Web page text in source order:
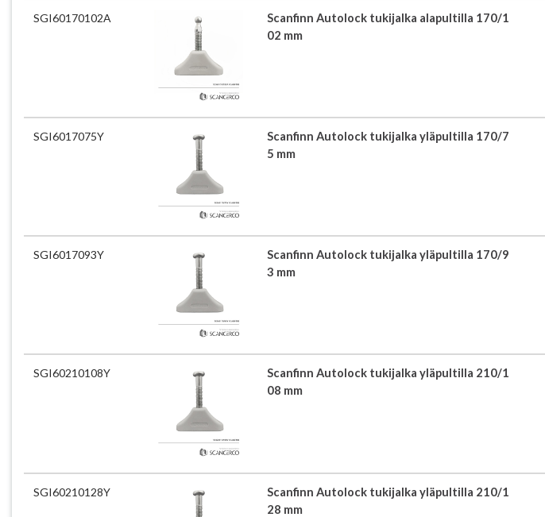
SGI60170102A
Scanfinn Autolock tukijalka alapultilla 170/1
02 mm
SGI6017075Y
Scanfinn Autolock tukijalka yläpultilla 170/7
5 mm
SGI6017093Y
Scanfinn Autolock tukijalka yläpultilla 170/9
3 mm
SGI60210108Y
Scanfinn Autolock tukijalka yläpultilla 210/1
08 mm
SGI60210128Y
Scanfinn Autolock tukijalka yläpultilla 210/1
28 mm